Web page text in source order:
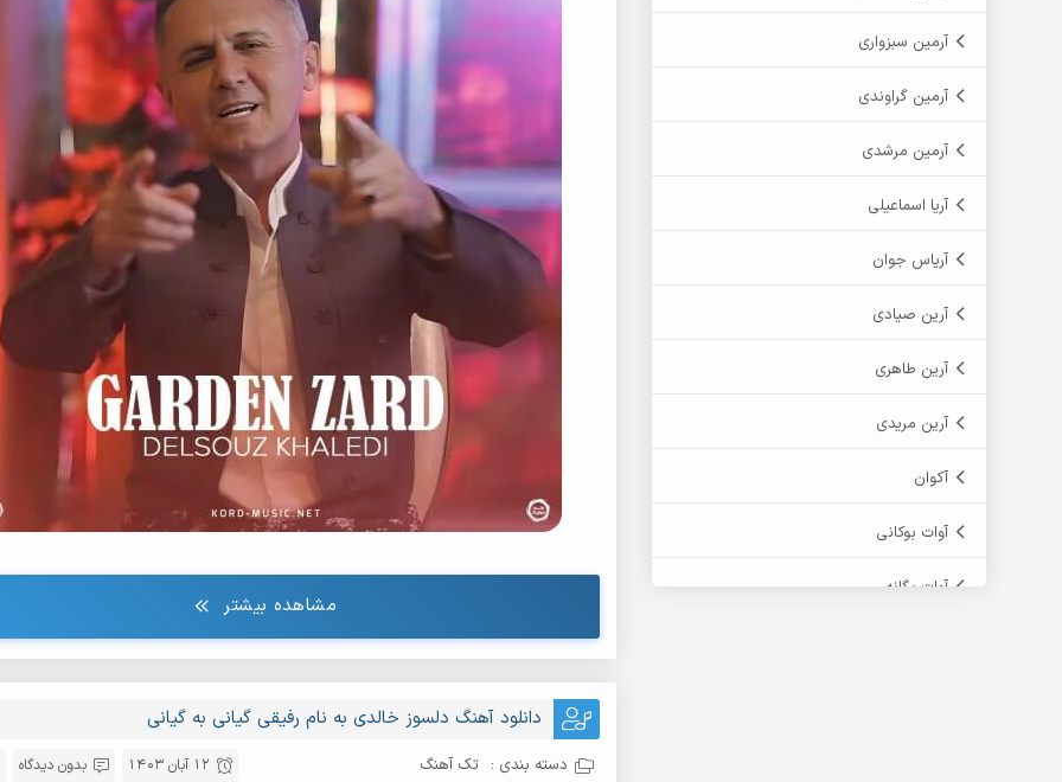
آرمین سبزواری
آرمین گراوندی
آرمین مرشدی
آریا اسماعیلی
آریاس جوان
آرین صیادی
آرین طاهری
آرین مریدی
آکوان
آوات بوکانی
آوات یگانه
Amini - Hawrami (Consert Marivan) %5BKord-Music.net%5D
Amini - Hawrami (Consert Marivan)
Amini - Sewza (Consert Marivan) %5BKord-Music.net%5D
Amini - Sewza (Consert Marivan)
Khaledi - Parishanem Naka
Khaledi - Banaz
Khaledi - Dangi Del
Khaledi - Gela Gela
Khaledi - Gian Gian Narma Gian
Khaledi - Kham
Khaledi - Parishanem Naka
Khaledi - Be Narm Narm
Khaledi - Berkha Gian
Khaledi - Kewa Khamak
Khaledi - Maghsade Namaloum
Khaledi - Nana Aziz Maro
مشاهده بیشتر
دانلود آهنگ دلسوز خالدی به نام رفیقی گیانی به گیانی
دسته بندی : تک آهنگ بدون دیدگاه 12 آبان 1403